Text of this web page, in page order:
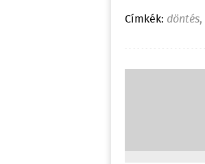
Címkék: döntés,